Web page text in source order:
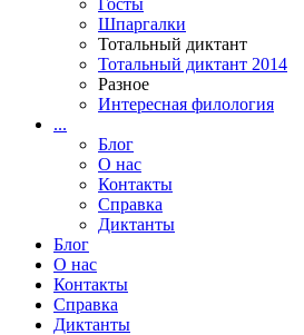
Госты
Шпаргалки
Тотальный диктант
Тотальный диктант 2014
Разное
Интересная филология
...
Блог
О нас
Контакты
Справка
Диктанты
Блог
О нас
Контакты
Справка
Диктанты